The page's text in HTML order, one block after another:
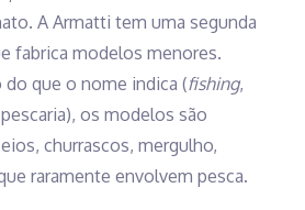
A Armatti tem uma segunda
fabrica modelos menores.
que o nome indica (fishing,
os modelos são
churrascos, mergulho,
raramente envolvem pesca.